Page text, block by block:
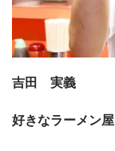
吉田 実義
好きなラーメン屋